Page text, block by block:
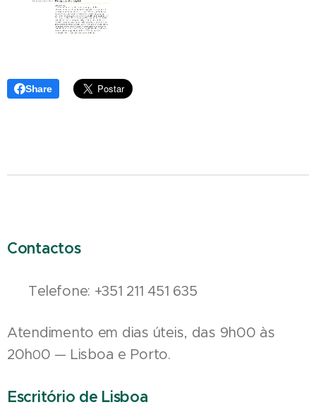
Share
Contactos
📞 Telefone: +351 211 451 635
Atendimento em dias úteis, das 9h00 às
20h00 — Lisboa e Porto.
Escritório de Lisboa